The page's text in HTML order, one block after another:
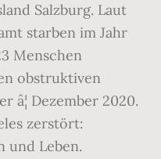
Salzburg. Laut
starben im Jahr
Menschen
obstruktiven
Dezember 2020.
zerstört:
und Leben.